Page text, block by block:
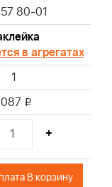
80-01
в агрегатах
1
i
+
В корзину